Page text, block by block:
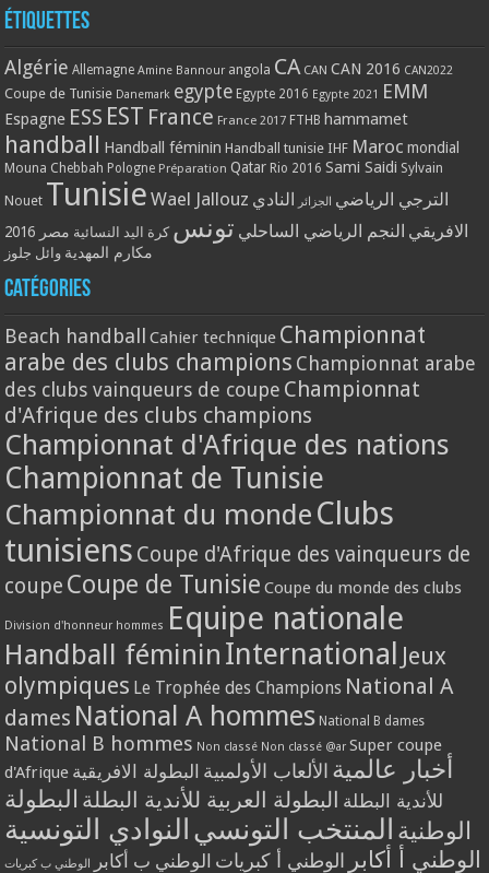
Étiquettes
Algérie Allemagne Amine Bannour angola CA CAN CAN 2016 CAN2022
Coupe de Tunisie Danemark egypte Egypte 2016 Egypte 2021 EMM
Espagne ESS EST France France 2017 FTHB hammamet
handball Handball féminin Handball tunisie IHF Maroc mondial
Mouna Chebbah Pologne Préparation Qatar Rio 2016 Sami Saidi Sylvain
Nouet Tunisie Wael Jallouz الترجي الرياضي الجزائر النادي
الافريقي النجم الرياضي الساحلي تونس كرة اليد النسائية مصر 2016
مكارم المهدية وائل جلوز
Catégories
Beach handball Cahier technique Championnat
arabe des clubs champions Championnat arabe
des clubs vainqueurs de coupe Championnat
d'Afrique des clubs champions
Championnat d'Afrique des nations
Championnat de Tunisie
Championnat du monde Clubs
tunisiens Coupe d'Afrique des vainqueurs de
coupe Coupe de Tunisie Coupe du monde des clubs
Division d'honneur hommes Equipe nationale
Handball féminin International Jeux
olympiques Le Trophée des Champions National A
dames National A hommes National B dames
National B hommes Non classé Non classé @ar Super coupe
d'Afrique
أخبار عالمية الألعاب الأولمبية البطولة الافريقية
للأندية البطلة البطولة العربية للأندية البطلة البطولة
الوطنية المنتخب التونسي النوادي التونسية
الوطني أ أكابر الوطني أ كبريات الوطني ب أكابر الوطني ب كبريات